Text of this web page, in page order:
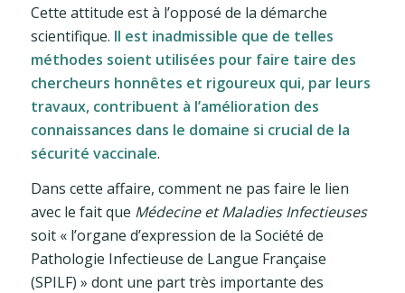
Cette attitude est à l’opposé de la démarche
scientifique. Il est inadmissible que de telles
méthodes soient utilisées pour faire taire des
chercheurs honnêtes et rigoureux qui, par leurs
travaux, contribuent à l’amélioration des
connaissances dans le domaine si crucial de la
sécurité vaccinale.
Dans cette affaire, comment ne pas faire le lien
avec le fait que Médecine et Maladies Infectieuses
soit « l’organe d’expression de la Société de
Pathologie Infectieuse de Langue Française
(SPILF) » dont une part très importante des